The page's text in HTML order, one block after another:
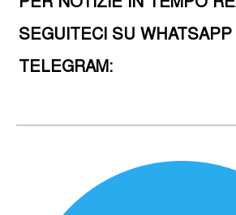
SEGUITECI SU
TELEGRAM: